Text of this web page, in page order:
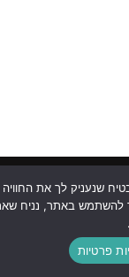
שנעניק לך את החוויה
להשתמש באתר, נניח
פרטיות